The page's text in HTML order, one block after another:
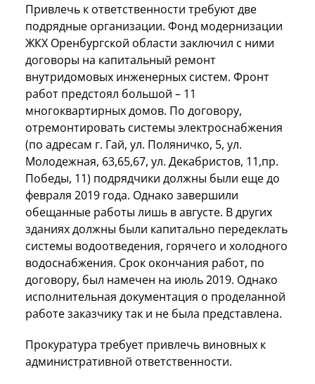
Привлечь к ответственности требуют две
подрядные организации. Фонд модернизации
ЖКХ Оренбургской области заключил с ними
договоры на капитальный ремонт
внутридомовых инженерных систем. Фронт
работ предстоял большой – 11
многоквартирных домов. По договору,
отремонтировать системы электроснабжения
(по адресам г. Гай, ул. Поляничко, 5, ул.
Молодежная, 63,65,67, ул. Декабристов, 11,пр.
Победы, 11) подрядчики должны были еще до
февраля 2019 года. Однако завершили
обещанные работы лишь в августе. В других
зданиях должны были капитально передеклать
системы водоотведения, горячего и холодного
водоснабжения. Срок окончания работ, по
договору, был намечен на июль 2019. Однако
исполнительная документация о проделанной
работе заказчику так и не была представлена.
Прокуратура требует привлечь виновных к
административной ответственности.